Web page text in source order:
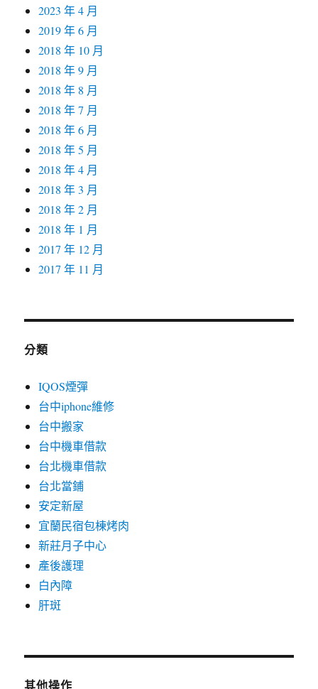
2023 年 4 月
2019 年 6 月
2018 年 10 月
2018 年 9 月
2018 年 8 月
2018 年 7 月
2018 年 6 月
2018 年 5 月
2018 年 4 月
2018 年 3 月
2018 年 2 月
2018 年 1 月
2017 年 12 月
2017 年 11 月
分類
IQOS煙彈
台中iphone維修
台中搬家
台中機車借款
台北機車借款
台北當鋪
安定新屋
宜蘭民宿包棟烤肉
新莊月子中心
產後護理
白內障
肝斑
其他操作